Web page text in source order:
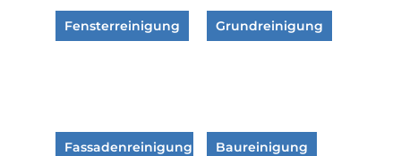
Fensterreinigung Grundreinigung
Fassadenreinigung Baureinigung